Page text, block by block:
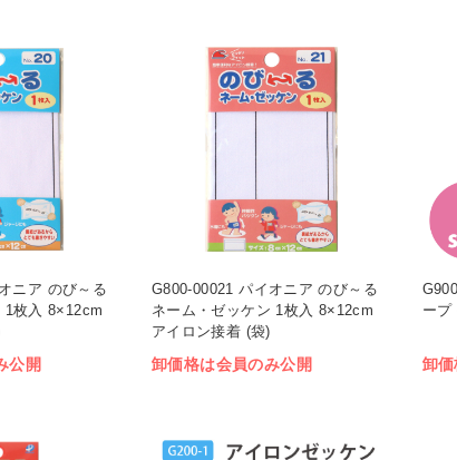
ニア のび～る
1枚入 8×12cm
公開
G800-00021 パイオニア のび～る
ネーム・ゼッケン 1枚入 8×12cm
アイロン接着 (袋)
卸価格は会員のみ公開
ープ
卸